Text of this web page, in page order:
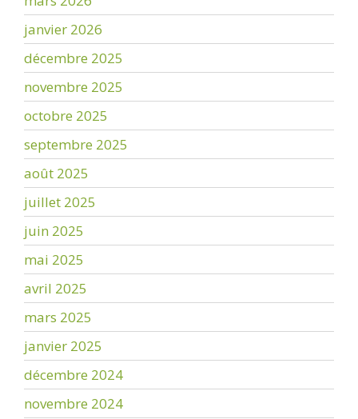
janvier 2026
décembre 2025
novembre 2025
octobre 2025
septembre 2025
août 2025
juillet 2025
juin 2025
mai 2025
avril 2025
mars 2025
janvier 2025
décembre 2024
novembre 2024